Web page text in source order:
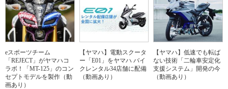
eスポーツチーム
「REJECT」がヤマハコ
ラボ！「MT-125」のコン
セプトモデルを製作（動
画あり）
【ヤマハ】電動スクータ
ー「E01」をヤマハ バイ
クレンタル34店舗に配備
（動画あり）
【ヤマハ】低速でも転ば
ない技術「二輪車安定化
支援システム」開発の今
（動画あり）